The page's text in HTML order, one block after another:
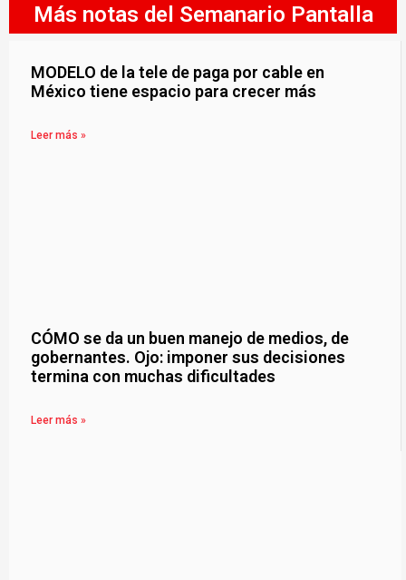
Más notas del Semanario Pantalla
MODELO de la tele de paga por cable en
México tiene espacio para crecer más
Leer más »
CÓMO se da un buen manejo de medios, de
gobernantes. Ojo: imponer sus decisiones
termina con muchas dificultades
Leer más »